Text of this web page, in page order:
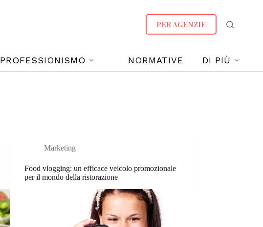
PER AGENZIE
PROFESSIONISMO NORMATIVE DI PIÙ
Marketing
Food vlogging: un efficace veicolo promozionale
per il mondo della ristorazione